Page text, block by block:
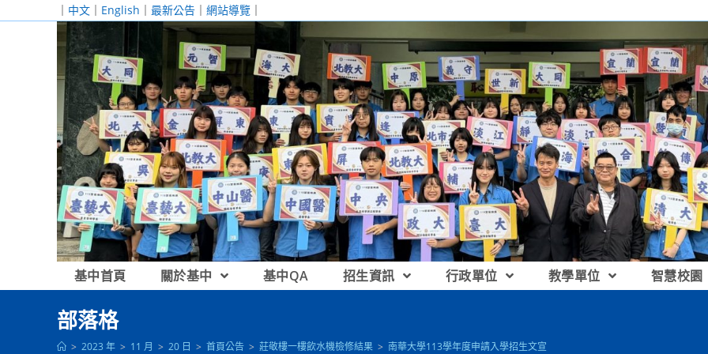
｜ 中文 ｜ English ｜ 最新公告 ｜ 網站導覽 ｜
基中首頁 關於基中 基中QA 招生資訊 行政單位 教學單位 智慧校園
部落格
> 2023 年 > 11 月 > 20 日 > 首頁公告 > 莊敬樓一樓飲水機檢修結果 > 南華大學113學年度申請入學招生文宣